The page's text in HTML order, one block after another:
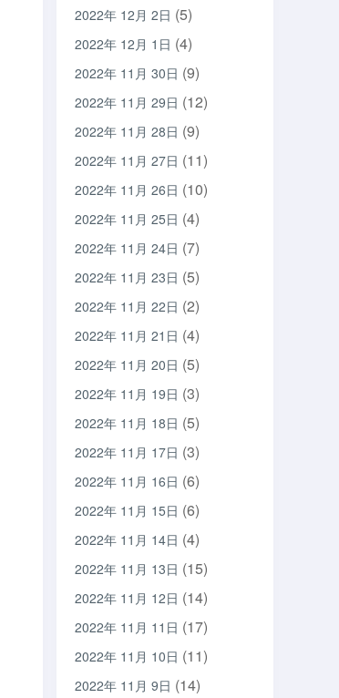
2022年 12月 2日 (5)
2022年 12月 1日 (4)
2022年 11月 30日 (9)
2022年 11月 29日 (12)
2022年 11月 28日 (9)
2022年 11月 27日 (11)
2022年 11月 26日 (10)
2022年 11月 25日 (4)
2022年 11月 24日 (7)
2022年 11月 23日 (5)
2022年 11月 22日 (2)
2022年 11月 21日 (4)
2022年 11月 20日 (5)
2022年 11月 19日 (3)
2022年 11月 18日 (5)
2022年 11月 17日 (3)
2022年 11月 16日 (6)
2022年 11月 15日 (6)
2022年 11月 14日 (4)
2022年 11月 13日 (15)
2022年 11月 12日 (14)
2022年 11月 11日 (17)
2022年 11月 10日 (11)
2022年 11月 9日 (14)